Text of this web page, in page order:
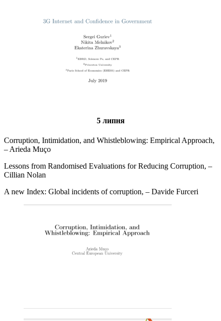
5 липня
Corruption, Intimidation, and Whistleblowing: Empirical Approach,
– Arieda Muço
Lessons from Randomised Evaluations for Reducing Corruption, –
Cillian Nolan
A new Index: Global incidents of corruption, – Davide Furceri